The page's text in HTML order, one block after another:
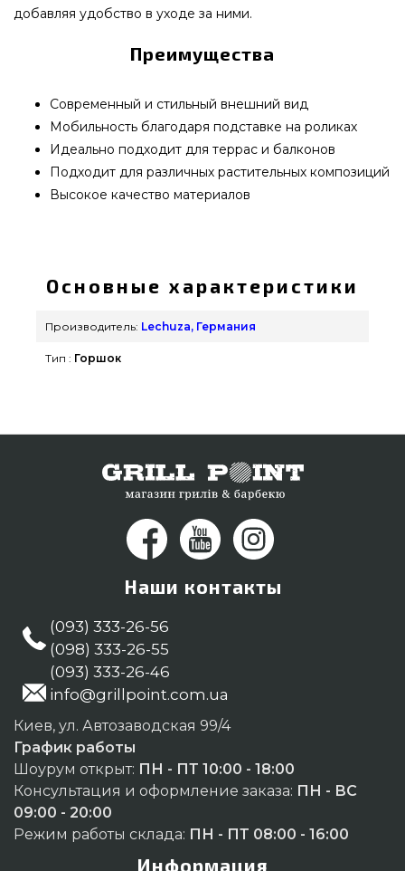
добавляя удобство в уходе за ними.
Преимущества
Современный и стильный внешний вид
Мобильность благодаря подставке на роликах
Идеально подходит для террас и балконов
Подходит для различных растительных композиций
Высокое качество материалов
бренда Lechuza, Германия по актуальной цене
всего 3 709 грн. в интернет магазине грилей и
мангалов grillpoint.com.ua Смотрите и
в онлайн магазине grillpoint.com.ua Позвоните
покупателям в: Винница, Ровно, Ивано-
Основные характеристики
Производитель: Lechuza, Германия
Тип : Горшок
Наши контакты
(093) 333-26-56
(098) 333-26-55
(093) 333-26-46
info@grillpoint.com.ua
Киев, ул. Автозаводская 99/4
График работы
Шоурум открыт: ПН - ПТ 10:00 - 18:00
Консультация и оформление заказа: ПН - ВС
09:00 - 20:00
Режим работы склада: ПН - ПТ 08:00 - 16:00
Информация